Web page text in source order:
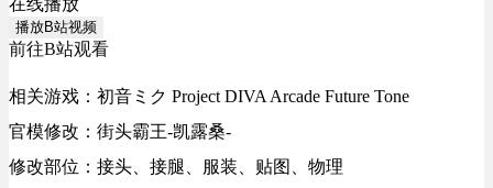
在线播放
播放B站视频
前往B站观看
相关游戏：初音ミク Project DIVA Arcade Future Tone
官模修改：街头霸王-凯露桑-
修改部位：接头、接腿、服装、贴图、物理